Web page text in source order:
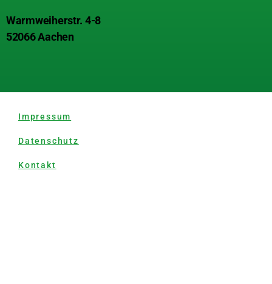
Warmweiherstr. 4-8
52066 Aachen
Impressum
Datenschutz
Kontakt